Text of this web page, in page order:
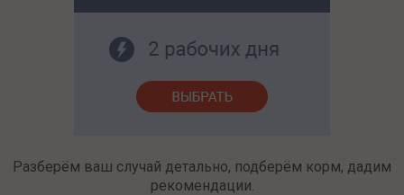
Разберём ваш случай детально, подберём корм, дадим
рекомендации.